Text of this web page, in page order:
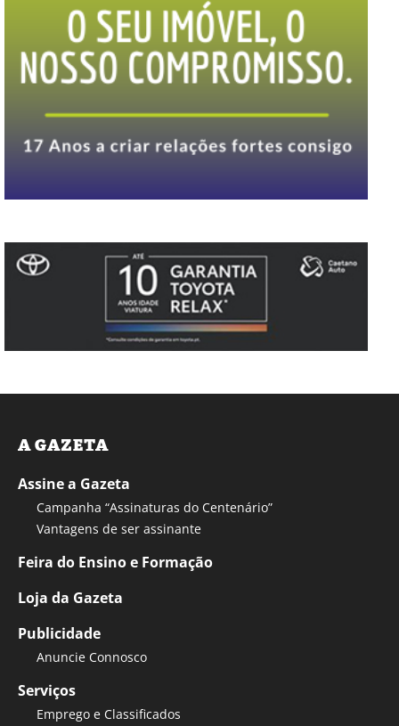
A GAZETA
Assine a Gazeta
Campanha “Assinaturas do Centenário”
Vantagens de ser assinante
Feira do Ensino e Formação
Loja da Gazeta
Publicidade
Anuncie Connosco
Serviços
Emprego e Classificados